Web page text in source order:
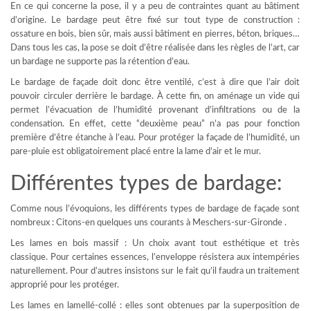
En ce qui concerne la pose, il y a peu de contraintes quant au bâtiment
d’origine. Le bardage peut être fixé sur tout type de construction :
ossature en bois, bien sûr, mais aussi bâtiment en pierres, béton, briques…
Dans tous les cas, la pose se doit d’être réalisée dans les règles de l’art, car
un bardage ne supporte pas la rétention d’eau.
Le bardage de façade doit donc être ventilé, c’est à dire que l’air doit
pouvoir circuler derrière le bardage. À cette fin, on aménage un vide qui
permet l’évacuation de l’humidité provenant d’infiltrations ou de la
condensation. En effet, cette “deuxième peau” n’a pas pour fonction
première d’être étanche à l’eau. Pour protéger la façade de l’humidité, un
pare-pluie est obligatoirement placé entre la lame d’air et le mur.
Différentes types de bardage:
Comme nous l’évoquions, les différents types de bardage de façade sont
nombreux : Citons-en quelques uns courants à Meschers-sur-Gironde .
Les lames en bois massif : Un choix avant tout esthétique et très
classique. Pour certaines essences, l’enveloppe résistera aux intempéries
naturellement. Pour d’autres insistons sur le fait qu’il faudra un traitement
approprié pour les protéger.
Les lames en lamellé-collé : elles sont obtenues par la superposition de